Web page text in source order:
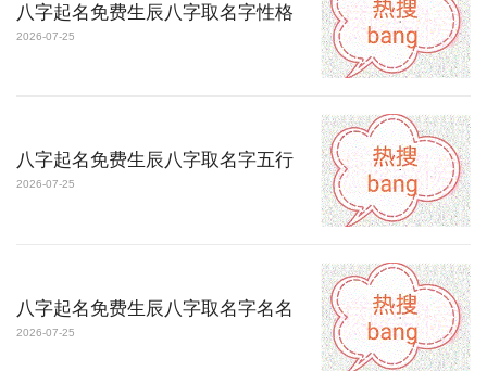
八字起名免费生辰八字取名字性格
2026-07-25
八字起名免费生辰八字取名字五行
2026-07-25
八字起名免费生辰八字取名字名名
2026-07-25